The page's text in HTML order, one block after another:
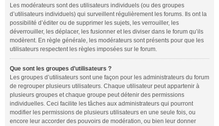
Les modérateurs sont des utilisateurs individuels (ou des groupes
d’utilisateurs individuels) qui surveillent régulièrement les forums. Ils ont la
possibilité d’éditer ou de supprimer les sujets, les verrouiller, les
déverrouiller, les déplacer, les fusionner et les diviser dans le forum qu’ils
modèrent. En règle générale, les modérateurs sont présents pour que les
utilisateurs respectent les règles imposées sur le forum.
Que sont les groupes d’utilisateurs ?
Les groupes d’utilisateurs sont une façon pour les administrateurs du forum
de regrouper plusieurs utilisateurs. Chaque utilisateur peut appartenir à
plusieurs groupes et chaque groupe peut détenir des permissions
individuelles. Ceci facilite les tâches aux administrateurs qui pourront
modifier les permissions de plusieurs utilisateurs en une seule fois, ou
encore leur accorder des pouvoirs de modération, ou bien leur donner